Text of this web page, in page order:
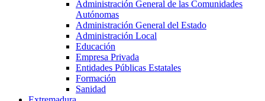
Administración General de las Comunidades
Autónomas
Administración General del Estado
Administración Local
Educación
Empresa Privada
Entidades Públicas Estatales
Formación
Sanidad